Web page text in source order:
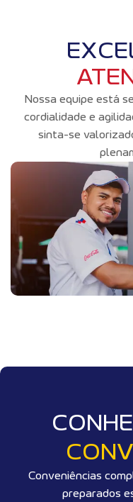
Nossa equipe está
cordialidade e
sinta-se
Conveniências
preparados